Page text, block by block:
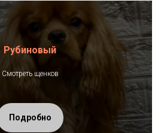
Рубиновый
Смотреть щенков
Подробно